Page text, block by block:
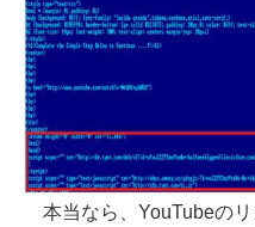
本当なら、YouTubeのリ